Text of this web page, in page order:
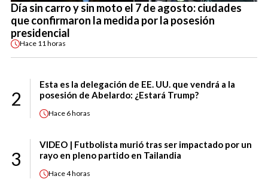
Día sin carro y sin moto el 7 de agosto: ciudades
que confirmaron la medida por la posesión
presidencial
Hace 11 horas
2
Esta es la delegación de EE. UU. que vendrá a la
posesión de Abelardo: ¿Estará Trump?
Hace 6 horas
3
VIDEO | Futbolista murió tras ser impactado por un
rayo en pleno partido en Tailandia
Hace4 horas